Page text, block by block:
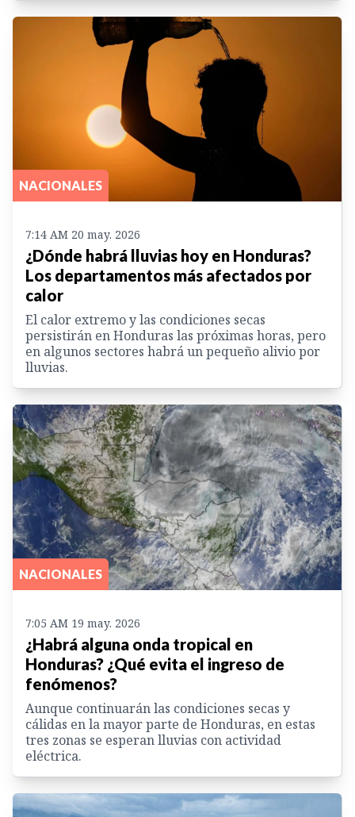
NACIONALES
7:14 AM 20 may. 2026
¿Dónde habrá lluvias hoy en Honduras?
Los departamentos más afectados por
calor
El calor extremo y las condiciones secas
persistirán en Honduras las próximas horas, pero
en algunos sectores habrá un pequeño alivio por
lluvias.
NACIONALES
7:05 AM 19 may. 2026
¿Habrá alguna onda tropical en
Honduras? ¿Qué evita el ingreso de
fenómenos?
Aunque continuarán las condiciones secas y
cálidas en la mayor parte de Honduras, en estas
tres zonas se esperan lluvias con actividad
eléctrica.